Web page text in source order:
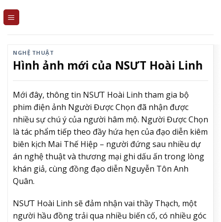
NGHỆ THUẬT
Hình ảnh mới của NSƯT Hoài Linh
Mới đây, thông tin NSƯT Hoài Linh tham gia bộ
phim điện ảnh Người Được Chọn đã nhận được
nhiều sự chú ý của người hâm mộ. Người Được Chọn
là tác phẩm tiếp theo đầy hứa hẹn của đạo diễn kiêm
biên kịch Mai Thế Hiệp – người đứng sau nhiều dự
án nghệ thuật và thương mại ghi dấu ấn trong lòng
khán giả, cùng đồng đạo diễn Nguyễn Tôn Anh
Quân.
NSƯT Hoài Linh sẽ đảm nhận vai thầy Thạch, một
người hầu đồng trải qua nhiều biến cố, có nhiều góc